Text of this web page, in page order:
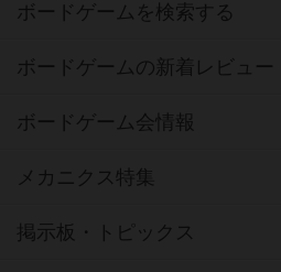
ボードゲームを検索する
ボードゲームの新着レビュー
ボードゲーム会情報
メカニクス特集
掲示板・トピックス